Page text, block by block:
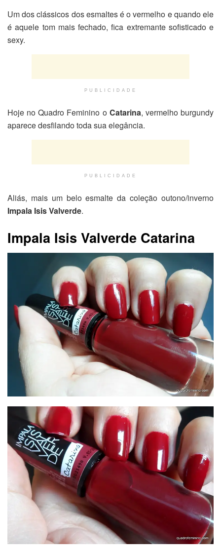
Um dos clássicos dos esmaltes é o vermelho e quando ele
é aquele tom mais fechado, fica extremante sofisticado e
sexy.
PUBLICIDADE
Hoje no Quadro Feminino o Catarina, vermelho burgundy
aparece desfilando toda sua elegância.
PUBLICIDADE
Aliás, mais um belo esmalte da coleção outono/inverno
Impala Isis Valverde.
Impala Isis Valverde Catarina